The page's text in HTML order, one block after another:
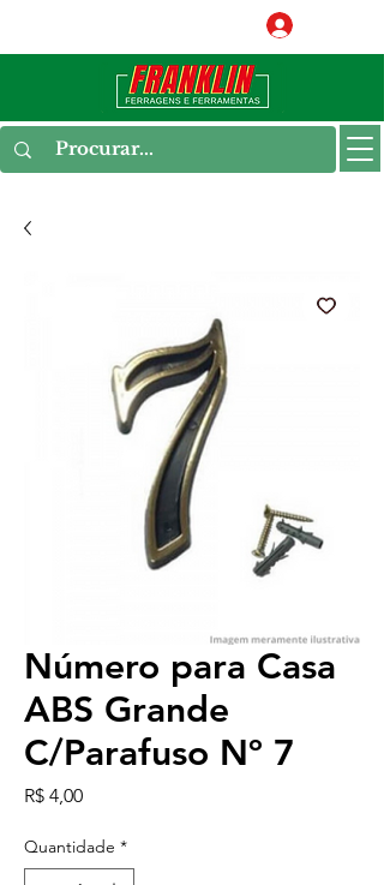
Número para Casa
ABS Grande
C/Parafuso Nº 7
R$ 4,00Preço
Quantidade *